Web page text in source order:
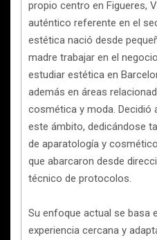
propio centro en Figueres,
auténtico referente en el
estética nació desde
madre trabajar en el
estudiar estética en
además en áreas
cosmética y moda. Decidió
este ámbito, dedicándose
de aparatología y
que abarcaron desde
técnico de protocolos.
Su enfoque actual se basa
experiencia cercana y